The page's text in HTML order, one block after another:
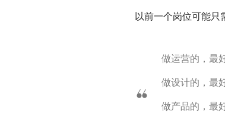
以前一个岗位可能只
做运营的，最
做设计的，最
做产品的，最